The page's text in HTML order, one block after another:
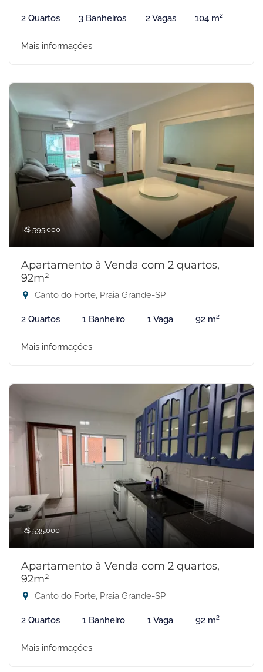
2 Quartos 3 Banheiros 2 Vagas 104 m²
Mais informações
R$ 595.000
Apartamento à Venda com 2 quartos,
92m²
Canto do Forte, Praia Grande-SP
2 Quartos 1 Banheiro 1 Vaga 92 m²
Mais informações
R$ 535.000
Apartamento à Venda com 2 quartos,
92m²
Canto do Forte, Praia Grande-SP
2 Quartos 1 Banheiro 1 Vaga 92 m²
Mais informações